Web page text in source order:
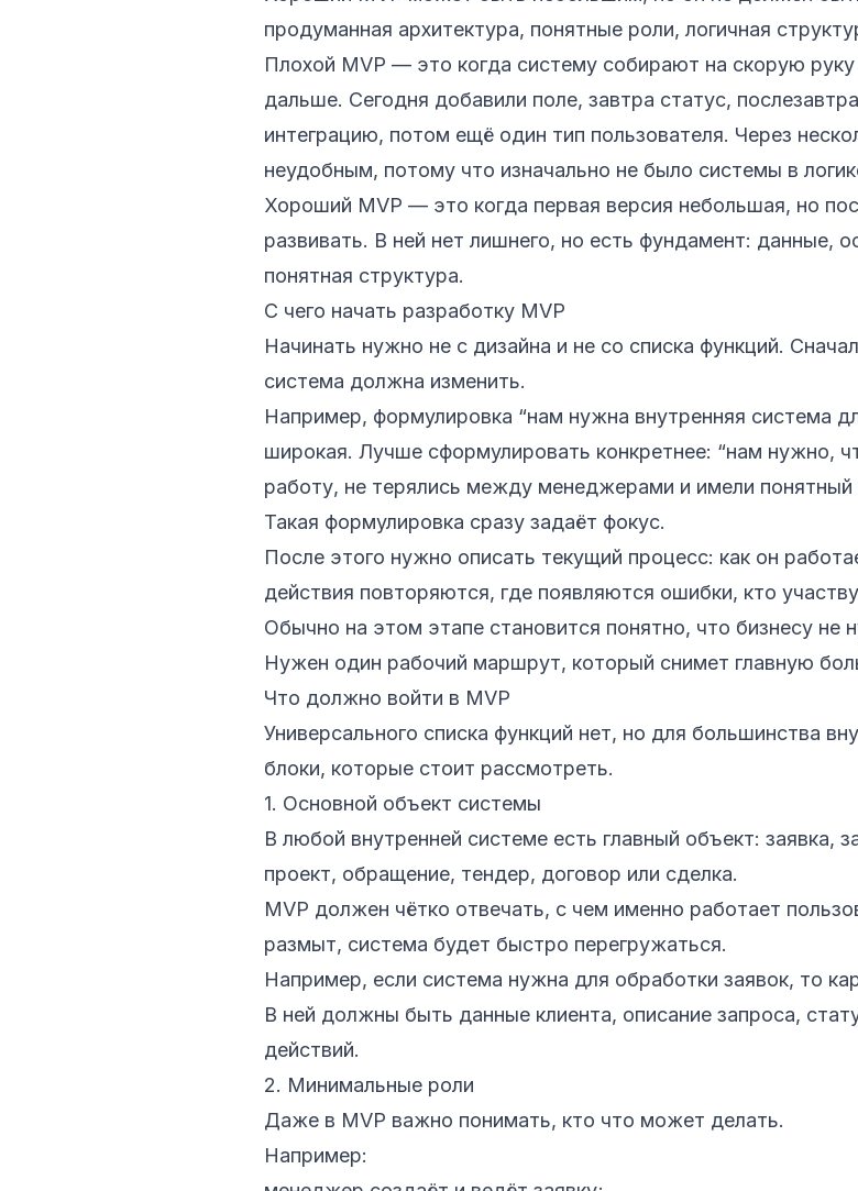
продуманная архитектура, понятные роли, логичная
Плохой MVP — это когда систему собирают на скорую руку
дальше. Сегодня добавили поле, завтра статус,
интеграцию, потом ещё один тип пользователя. Через
неудобным, потому что изначально не было системы в
Хороший MVP — это когда первая версия небольшая, но
развивать. В ней нет лишнего, но есть фундамент: данные,
понятная структура.
С чего начать разработку MVP
Начинать нужно не с дизайна и не со списка функций.
система должна изменить.
Например, формулировка “нам нужна внутренняя система
широкая. Лучше сформулировать конкретнее: “нам нужно,
работу, не терялись между менеджерами и имели понятный
Такая формулировка сразу задаёт фокус.
После этого нужно описать текущий процесс: как он
действия повторяются, где появляются ошибки, кто
Обычно на этом этапе становится понятно, что бизнесу не
Нужен один рабочий маршрут, который снимет главную
Что должно войти в MVP
Универсального списка функций нет, но для большинства
блоки, которые стоит рассмотреть.
1. Основной объект системы
В любой внутренней системе есть главный объект: заявка,
проект, обращение, тендер, договор или сделка.
MVP должен чётко отвечать, с чем именно работает
размыт, система будет быстро перегружаться.
Например, если система нужна для обработки заявок, то
В ней должны быть данные клиента, описание запроса,
действий.
2. Минимальные роли
Даже в MVP важно понимать, кто что может делать.
Например: